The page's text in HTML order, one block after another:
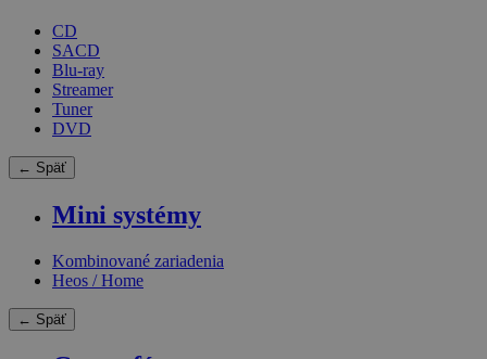
CD
SACD
Blu-ray
Streamer
Tuner
DVD
← Späť
Mini systémy
Kombinované zariadenia
Heos / Home
← Späť